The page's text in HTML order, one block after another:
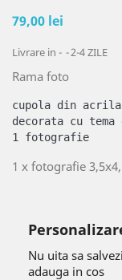
79,00 lei
Livrare in - 2-4 ZILE
Rama foto
cupola din acrila
decorata cu
1 fotografie
1 x fotografie
Nu uita sa
adauga in cos